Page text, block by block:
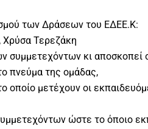
των Δράσεων του ΕΔΕΕ.Κ:
Χρύσα Τερεζάκη
συμμετεχόντων κι αποσκοπεί
πνεύμα της ομάδας,
οποίο μετέχουν οι
ώστε το όποιο